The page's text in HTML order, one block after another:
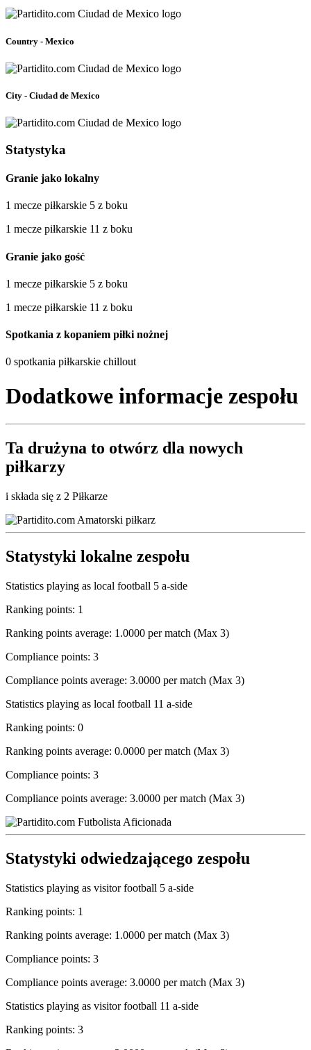
Country - Mexico
City - Ciudad de Mexico
Statystyka
Granie jako lokalny
1 mecze piłkarskie 5 z boku
1 mecze piłkarskie 11 z boku
Granie jako gość
1 mecze piłkarskie 5 z boku
1 mecze piłkarskie 11 z boku
Spotkania z kopaniem piłki nożnej
0 spotkania piłkarskie chillout
Dodatkowe informacje zespołu
Ta drużyna to otwórz dla nowych
piłkarzy
i składa się z 2 Piłkarze
Statystyki lokalne zespołu
Statistics playing as local football 5 a-side
Ranking points: 1
Ranking points average: 1.0000 per match (Max 3)
Compliance points: 3
Compliance points average: 3.0000 per match (Max 3)
Statistics playing as local football 11 a-side
Ranking points: 0
Ranking points average: 0.0000 per match (Max 3)
Compliance points: 3
Compliance points average: 3.0000 per match (Max 3)
Statystyki odwiedzającego zespołu
Statistics playing as visitor football 5 a-side
Ranking points: 1
Ranking points average: 1.0000 per match (Max 3)
Compliance points: 3
Compliance points average: 3.0000 per match (Max 3)
Statistics playing as visitor football 11 a-side
Ranking points: 3